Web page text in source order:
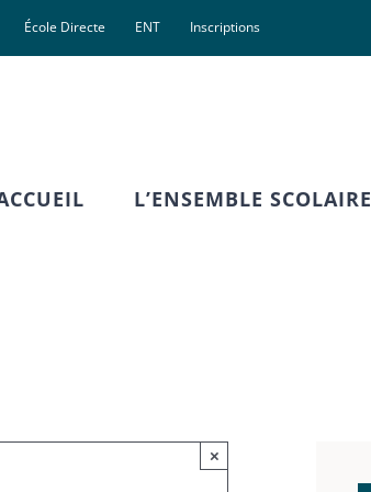
École Directe ENT Inscriptions
L’ENSEMBLE SCOLAIRE
×